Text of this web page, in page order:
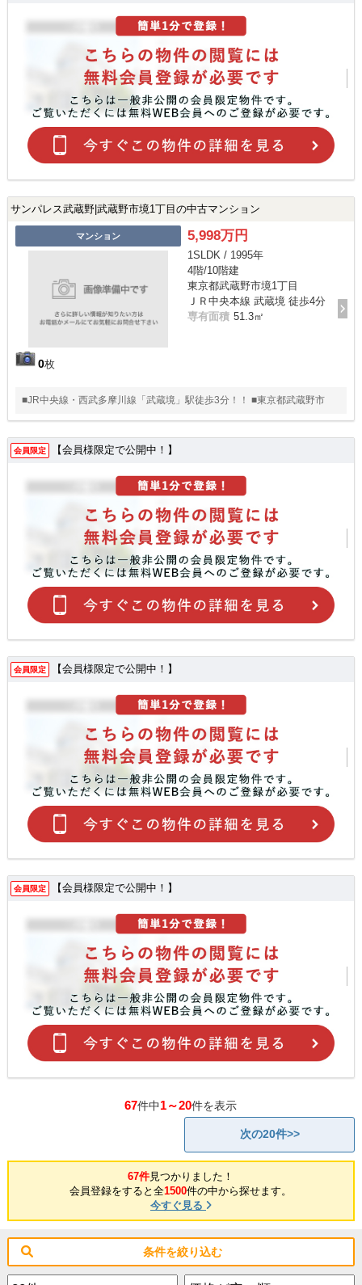
サンパレス武蔵野|武蔵野市境1丁目の中古マンション
マンション
0枚
5,998万円
1SLDK / 1995年
4階/10階建
東京都武蔵野市境1丁目
ＪＲ中央本線 武蔵境 徒歩4分
専有面積 51.3㎡
■JR中央線・西武多摩川線「武蔵境」駅徒歩3分！！ ■東京都武蔵野市
会員限定 【会員様限定で公開中！】
会員限定 【会員様限定で公開中！】
会員限定 【会員様限定で公開中！】
67件中1～20件を表示
次の20件>>
67件見つかりました！
会員登録をすると全1500件の中から探せます。
今すぐ見る
条件を絞り込む